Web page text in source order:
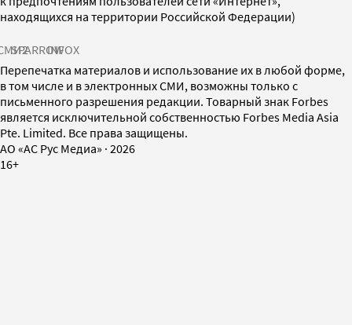
находящихся на территории Российской Федерации)
SPARROWINFOX
Перепечатка материалов и использование их в любой форме,
в том числе и в электронных СМИ, возможны только с
письменного разрешения редакции. Товарный знак Forbes
является исключительной собственностью Forbes Media Asia
Pte. Limited. Все права защищены.
AO «АС Рус Медиа» · 2026
16+